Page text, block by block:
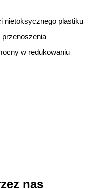
nietoksycznego plastiku
w redukowaniu
nas